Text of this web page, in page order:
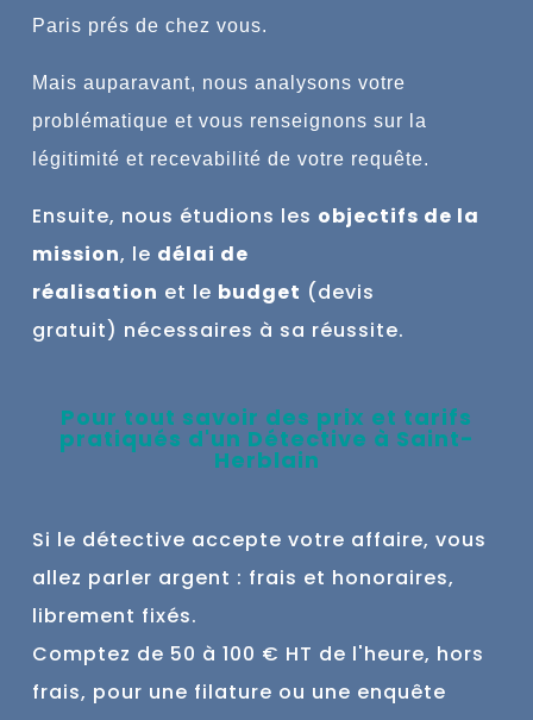
Paris prés de chez vous.
Mais auparavant, nous analysons votre
problématique et vous renseignons sur la
légitimité et recevabilité de votre requête.
Ensuite, nous étudions les objectifs de la
mission, le délai de
réalisation et le budget (devis
gratuit) nécessaires à sa réussite.
Pour tout savoir des prix et tarifs
pratiqués d'un Détective à Saint-
Herblain
Si le détective accepte votre affaire, vous
allez parler argent : frais et honoraires,
librement fixés.
Comptez de 50 à 100 € HT de l'heure, hors
frais, pour une filature ou une enquête